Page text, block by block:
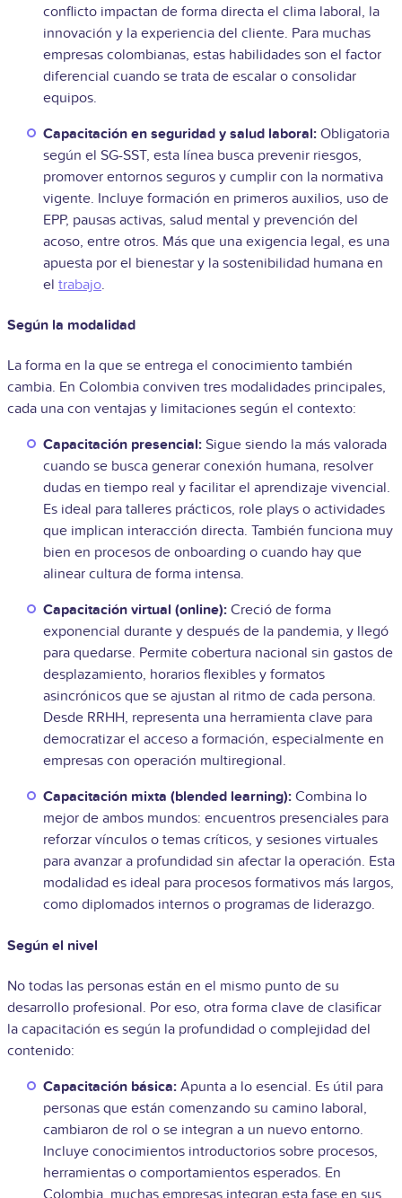
conflicto impactan de forma directa el clima laboral, la
innovación y la experiencia del cliente. Para muchas
empresas colombianas, estas habilidades son el factor
diferencial cuando se trata de escalar o consolidar
equipos.
Capacitación en seguridad y salud laboral: Obligatoria
según el SG-SST, esta línea busca prevenir riesgos,
promover entornos seguros y cumplir con la normativa
vigente. Incluye formación en primeros auxilios, uso de
EPP, pausas activas, salud mental y prevención del
acoso, entre otros. Más que una exigencia legal, es una
apuesta por el bienestar y la sostenibilidad humana en
el trabajo.
Según la modalidad
La forma en la que se entrega el conocimiento también
cambia. En Colombia conviven tres modalidades principales,
cada una con ventajas y limitaciones según el contexto:
Capacitación presencial: Sigue siendo la más valorada
cuando se busca generar conexión humana, resolver
dudas en tiempo real y facilitar el aprendizaje vivencial.
Es ideal para talleres prácticos, role plays o actividades
que implican interacción directa. También funciona muy
bien en procesos de onboarding o cuando hay que
alinear cultura de forma intensa.
Capacitación virtual (online): Creció de forma
exponencial durante y después de la pandemia, y llegó
para quedarse. Permite cobertura nacional sin gastos de
desplazamiento, horarios flexibles y formatos
asincrónicos que se ajustan al ritmo de cada persona.
Desde RRHH, representa una herramienta clave para
democratizar el acceso a formación, especialmente en
empresas con operación multiregional.
Capacitación mixta (blended learning): Combina lo
mejor de ambos mundos: encuentros presenciales para
reforzar vínculos o temas críticos, y sesiones virtuales
para avanzar a profundidad sin afectar la operación. Esta
modalidad es ideal para procesos formativos más largos,
como diplomados internos o programas de liderazgo.
Según el nivel
No todas las personas están en el mismo punto de su
desarrollo profesional. Por eso, otra forma clave de clasificar
la capacitación es según la profundidad o complejidad del
contenido:
Capacitación básica: Apunta a lo esencial. Es útil para
personas que están comenzando su camino laboral,
cambiaron de rol o se integran a un nuevo entorno.
Incluye conocimientos introductorios sobre procesos,
herramientas o comportamientos esperados. En
Colombia, muchas empresas integran esta fase en sus